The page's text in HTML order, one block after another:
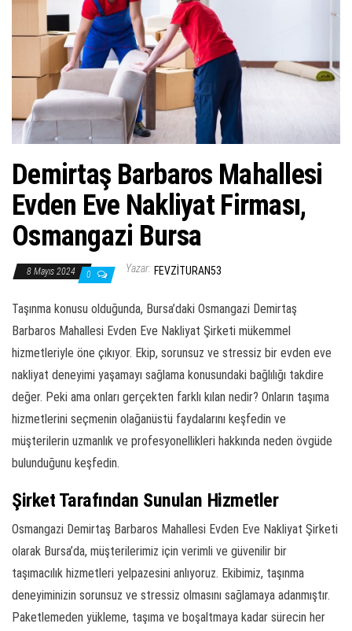
r
Demirtaş Barbaros Mahallesi
Evden Eve Nakliyat Firması,
Osmangazi Bursa
8 Mayıs 2024 0 Yazar: FEVZITURAN53
Taşınma konusu olduğunda, Bursa’daki Osmangazi Demirtaş
Barbaros Mahallesi Evden Eve Nakliyat Şirketi mükemmel
hizmetleriyle öne çıkıyor. Ekip, sorunsuz ve stressiz bir evden eve
nakliyat deneyimi yaşamayı sağlama konusundaki bağlılığı takdire
değer. Peki ama onları gerçekten farklı kılan nedir? Onların taşıma
hizmetlerini seçmenin olağanüstü faydalarını keşfedin ve
müşterilerin uzmanlık ve profesyonellikleri hakkında neden övgüde
bulunduğunu keşfedin.
Şirket Tarafından Sunulan Hizmetler
Osmangazi Demirtaş Barbaros Mahallesi Evden Eve Nakliyat Şirketi
olarak Bursa’da, müşterilerimiz için verimli ve güvenilir bir
taşımacılık hizmetleri yelpazesini anlıyoruz. Ekibimiz, taşınma
deneyiminizin sorunsuz ve stressiz olmasını sağlamaya adanmıştır.
Paketlemeden yükleme, taşıma ve boşaltmaya kadar sürecin her